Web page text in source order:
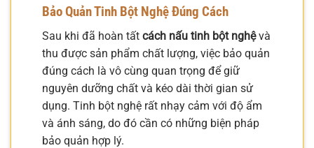
Bảo Quản Tinh Bột Nghệ Đúng Cách
Sau khi đã hoàn tất cách nấu tinh bột nghệvà
thu được sản phẩm chất lượng, việc bảo quản
đúng cách là vô cùng quan trọng để giữ
nguyên dưỡng chất và kéo dài thời gian sử
dụng. Tinh bột nghệ rất nhạy cảm với độ ẩm
và ánh sáng, do đó cần có những biện pháp
bảo quản hợp lý.